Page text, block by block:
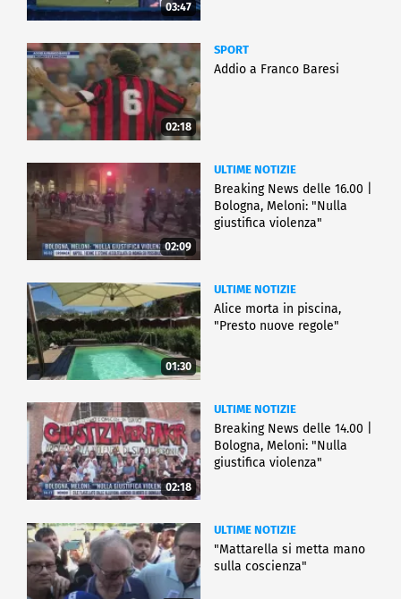
03:47
02:18
SPORT
Addio a Franco Baresi
02:09
ULTIME NOTIZIE
Breaking News delle 16.00 |
Bologna, Meloni: "Nulla
giustifica violenza"
01:30
ULTIME NOTIZIE
Alice morta in piscina,
"Presto nuove regole"
02:18
ULTIME NOTIZIE
Breaking News delle 14.00 |
Bologna, Meloni: "Nulla
giustifica violenza"
ULTIME NOTIZIE
"Mattarella si metta mano
sulla coscienza"